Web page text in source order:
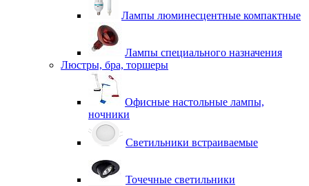
Лампы люминесцентные компактные
Лампы специального назначения
Люстры, бра, торшеры
Офисные настольные лампы,
ночники
Светильники встраиваемые
Точечные светильники